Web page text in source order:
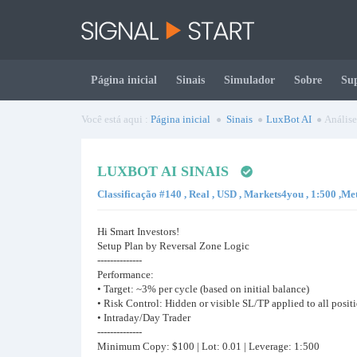
Página inicial Sinais Simulador Sobre
Você está aqui : Página inicial Sinais LuxBot AI Análise
LUXBOT AI SINAIS
Classificação #140 , Real , USD , Markets4you , 1:500
Hi Smart Investors!
Setup Plan by Reversal Zone Logic
--------------
Performance:
• Target: ~3% per cycle (based on initial balance)
• Risk Control: Hidden or visible SL/TP applied to all
• Intraday/Day Trader
--------------
Minimum Copy: $100 | Lot: 0.01 | Leverage: 1:500